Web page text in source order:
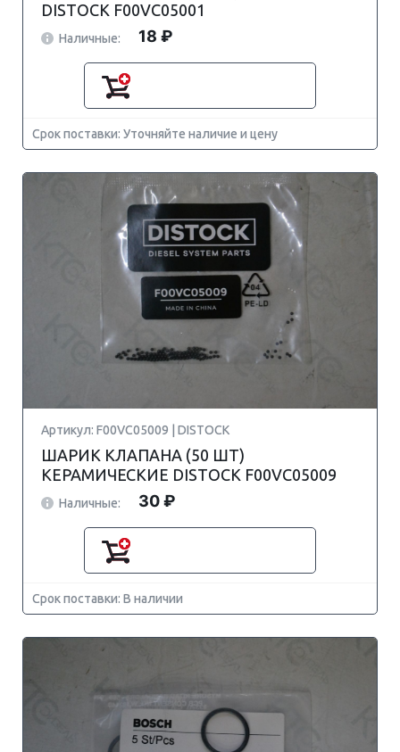
DISTOCK F00VC05001
Наличные: 18 ₽
Срок поставки: Уточняйте наличие и цену
Артикул: F00VC05009 | DISTOCK
ШАРИК КЛАПАНА (50 ШТ)
КЕРАМИЧЕСКИЕ DISTOCK F00VC05009
Наличные: 30 ₽
Срок поставки: В наличии